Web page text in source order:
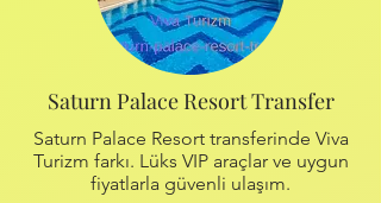
Saturn Palace Resort Transfer
Saturn Palace Resort transferinde Viva
Turizm farkı. Lüks VIP araçlar ve uygun
fiyatlarla güvenli ulaşım.